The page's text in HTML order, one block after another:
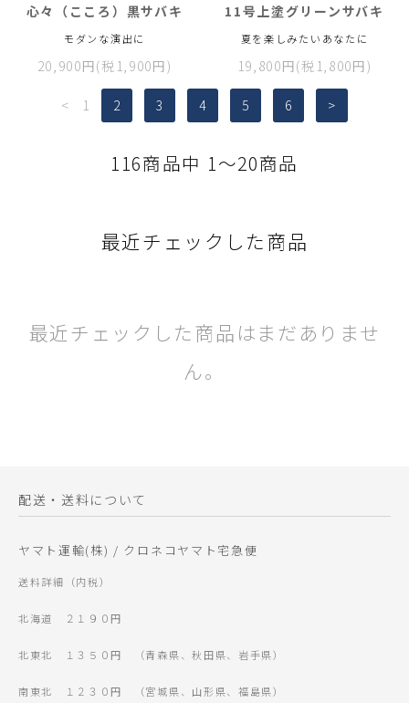
心々（こころ）黒サバキ
モダンな演出に
20,900円(税1,900円)
11号上塗グリーンサバキ
夏を楽しみたいあなたに
19,800円(税1,800円)
< 1 2 3 4 5 6 >
116商品中 1～20商品
最近チェックした商品
最近チェックした商品はまだありませ
ん。
配送・送料について
ヤマト運輸(株) / クロネコヤマト宅急便
送料詳細（内税）
北海道 ２１９０円
北東北 １３５０円 （青森県、秋田県、岩手県）
南東北 １２３０円 （宮城県、山形県、福島県）